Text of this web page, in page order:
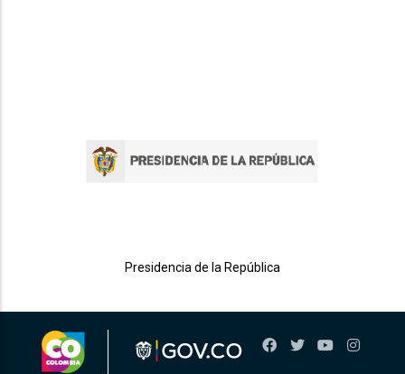
Presidencia de la República